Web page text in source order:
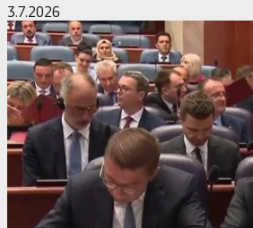
3.7.2026